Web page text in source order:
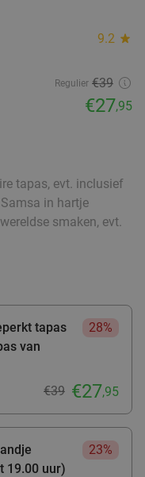
35%
keuze (enkel
city Zutphen
27 min.directions_car
Regulier €4
€2,95
35%
keuze (enkel
Enschede
Vr
27 min.
Regulier €4,55
€2 ,95
9.2 star
Regulier €39
€27,95
tapas, evt. inclusief
in hartje
smaken, evt.
tapas
van
28%
€39 €27,95
19.00 uur)
23%